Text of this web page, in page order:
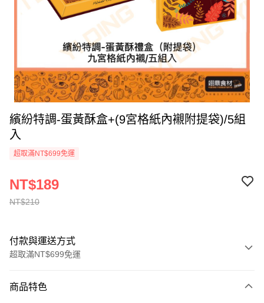
繽紛特調-蛋黃酥盒+(9宮格紙內襯附提袋)/5組
入
超取滿NT$699免運
NT$210
NT$189
付款與運送方式
超取滿NT$699免運
信用卡一次付款
商品特色